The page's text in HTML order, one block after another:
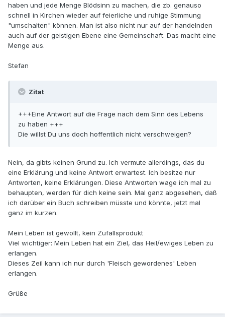
haben und jede Menge Blödsinn zu machen, die zb. genauso
schnell in Kirchen wieder auf feierliche und ruhige Stimmung
"umschalten" können. Man ist also nicht nur auf der handelnden
auch auf der geistigen Ebene eine Gemeinschaft. Das macht eine
Menge aus.
Stefan
Zitat
+++Eine Antwort auf die Frage nach dem Sinn des Lebens
zu haben +++
Die willst Du uns doch hoffentlich nicht verschweigen?
Nein, da gibts keinen Grund zu. Ich vermute allerdings, das du
eine Erklärung und keine Antwort erwartest. Ich besitze nur
Antworten, keine Erklärungen. Diese Antworten wage ich mal zu
behaupten, werden für dich keine sein. Mal ganz abgesehen, daß
ich darüber ein Buch schreiben müsste und könnte, jetzt mal
ganz im kurzen.
Mein Leben ist gewollt, kein Zufallsprodukt
Viel wichtiger: Mein Leben hat ein Ziel, das Heil/ewiges Leben zu
erlangen.
Dieses Zeil kann ich nur durch 'Fleisch gewordenes' Leben
erlangen.
Grüße